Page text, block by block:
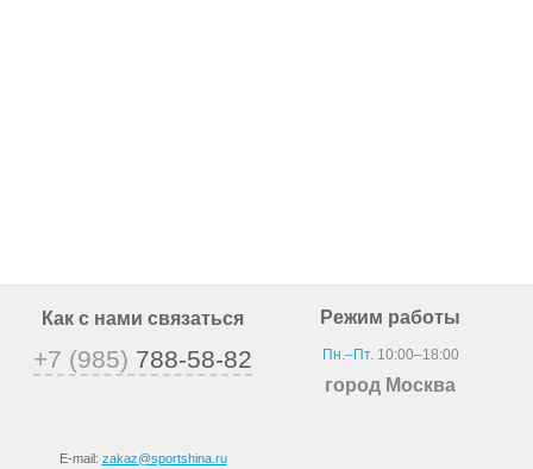
Как с нами связаться
+7 (985) 788-58-82
E-mail: zakaz@sportshina.ru
Режим работы
Пн.–Пт.10:00–18:00
город Москва